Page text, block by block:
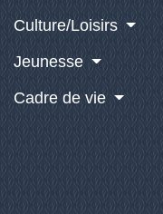
Culture/Loisirs
Jeunesse
Cadre de vie